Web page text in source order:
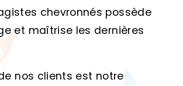
chevronnés possède
et maîtrise les dernières
nos clients est notre